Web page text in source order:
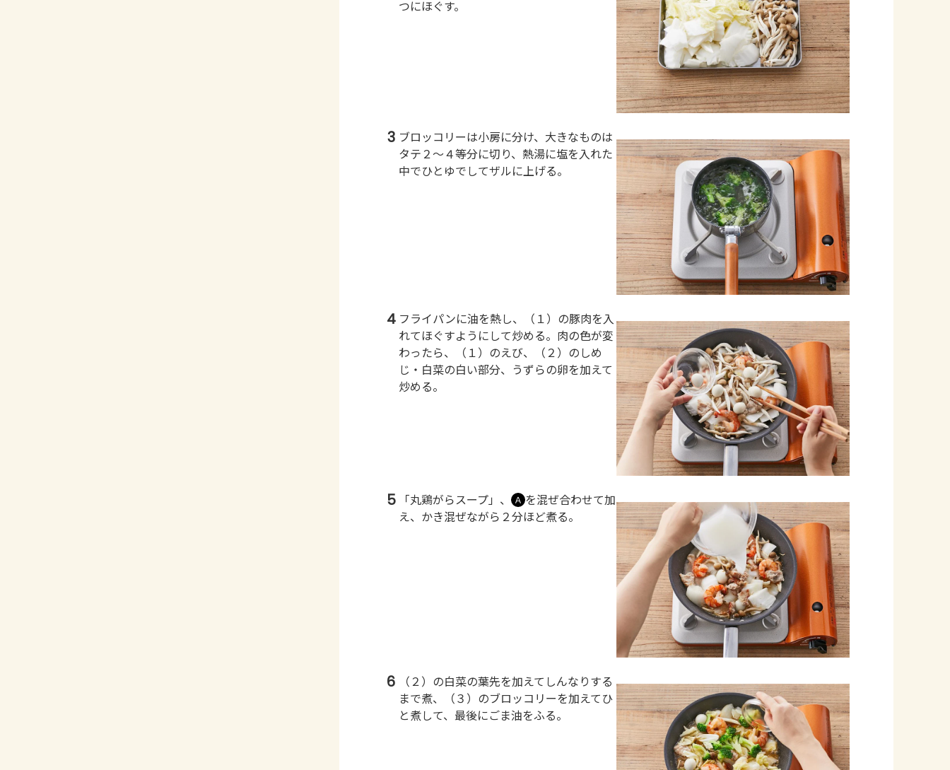
つにほぐす。
3 ブロッコリーは小房に分け、大きなものは
タテ２～４等分に切り、熱湯に塩を入れた
中でひとゆでしてザルに上げる。
4 フライパンに油を熱し、（１）の豚肉を入
れてほぐすようにして炒める。肉の色が変
わったら、（１）のえび、（２）のしめ
じ・白菜の白い部分、うずらの卵を加えて
炒める。
5 「丸鶏がらスープ」、 Ａ を混ぜ合わせて加
え、かき混ぜながら２分ほど煮る。
6
（２）の白菜の葉先を加えてしんなりする
まで煮、（３）のブロッコリーを加えてひ
と煮して、最後にごま油をふる。